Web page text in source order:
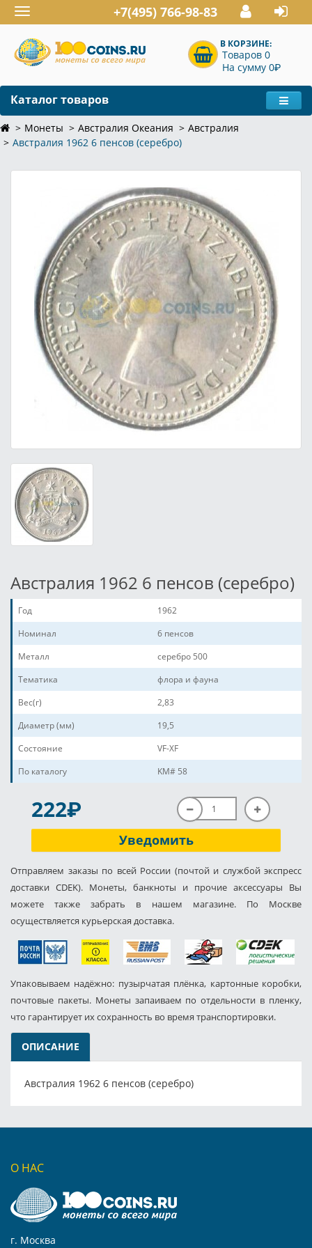
Toggle
navigation
+7(495) 766-98-83
В КОРЗИНЕ:
Товаров 0
На сумму 0P
Каталог товаров
Монеты Австралия Океания
Австралия
Австралия 1962 6 пенсов (серебро)
Австралия 1962 6 пенсов (серебро)
Год
1962
Номинал
6 пенсов
Металл
серебро 500
Тематика
флора и фауна
Вес(г)
2,83
Диаметр (мм)
19,5
Состояние
VF-XF
По каталогу
KM# 58
222P
Уведомить
Отправляем заказы по всей России (почтой и службой экспресс
доставки CDEK). Монеты, банкноты и прочие аксессуары Вы
можете также забрать в нашем магазине. По Москве
осуществляется курьерская доставка.
Упаковываем надёжно: пузырчатая плёнка, картонные коробки,
почтовые пакеты. Монеты запаиваем по отдельности в пленку,
что гарантирует их сохранность во время транспортировки.
ОПИСАНИЕ
Австралия 1962 6 пенсов (серебро)
О НАС
г. Москва